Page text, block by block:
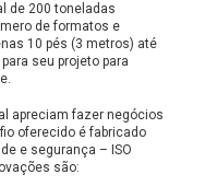
de 200 toneladas
de formatos e
10 pés (3 metros) até
seu projeto para
apreciam fazer negócios
oferecido é fabricado
e segurança – ISO
são: